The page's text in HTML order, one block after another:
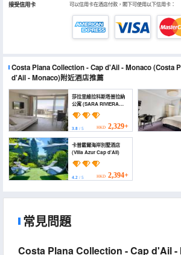
接受信用卡 可以信用卡在酒店付款，閣下可使用以下信用卡：
Costa Plana Collection - Cap d'Ail - Monaco(Costa
d'Ail - Monaco)附近酒店推薦
莎拉里維拉科斯塔普拉納
公寓 (SARA RIVIERA
Costa Plana)
3.8 / 5 HKD 2,329+
卡普戴爾海岸別墅酒店
(Villa Azur Cap d'Ail)
4.2 / 5 HKD 2,394+
常見問題
Costa Plana Collection - Cap d'Ail -